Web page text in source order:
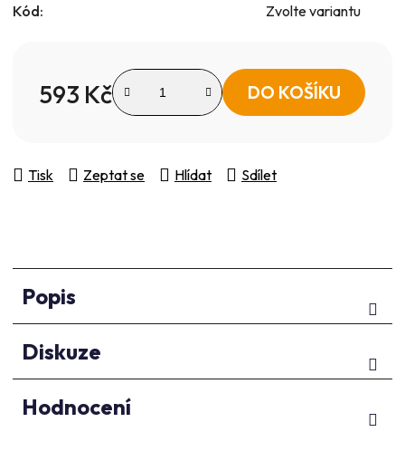
Kód: Zvolte variantu
593 Kč DO KOŠÍKU
Tisk Zeptat se Hlídat Sdílet
Popis
Diskuze
Hodnocení